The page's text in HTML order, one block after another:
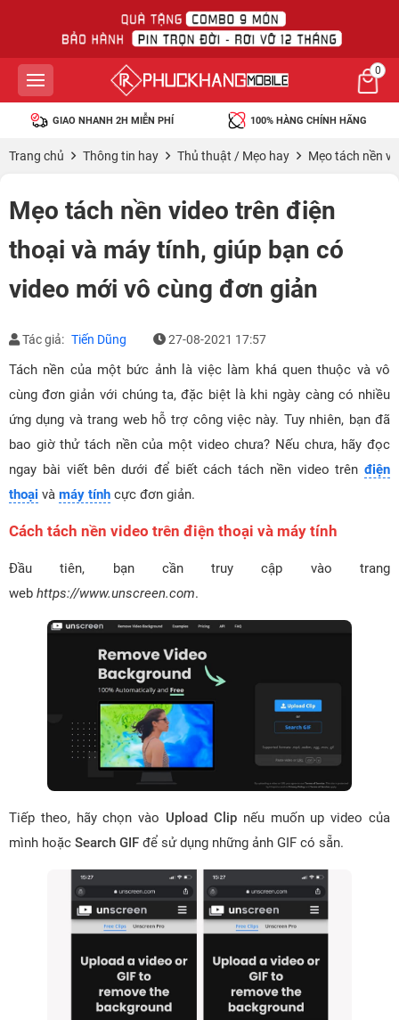
0
GIAO NHANH 2H MIỄN PHÍ 100% HÀNG CHÍNH HÃNG
Trang chủ Thông tin hay Thủ thuật / Mẹo hay Mẹo tách nền
Mẹo tách nền video trên điện
thoại và máy tính, giúp bạn có
video mới vô cùng đơn giản
Tác giả: Tiến Dũng 27-08-2021 17:57
Tách nền của một bức ảnh là việc làm khá quen thuộc và vô
cùng đơn giản với chúng ta, đặc biệt là khi ngày càng có nhiều
ứng dụng và trang web hỗ trợ công việc này. Tuy nhiên, bạn đã
bao giờ thử tách nền của một video chưa? Nếu chưa, hãy đọc
ngay bài viết bên dưới để biết cách tách nền video trên điện
thoại và máy tính cực đơn giản.
Cách tách nền video trên điện thoại và máy tính
Đầu tiên, bạn cần truy cập vào trang
web https://www.unscreen.com.
Tiếp theo, hãy chọn vào Upload Clipnếu muốn up video của
mình hoặc Search GIF để sử dụng những ảnh GIF có sẵn.